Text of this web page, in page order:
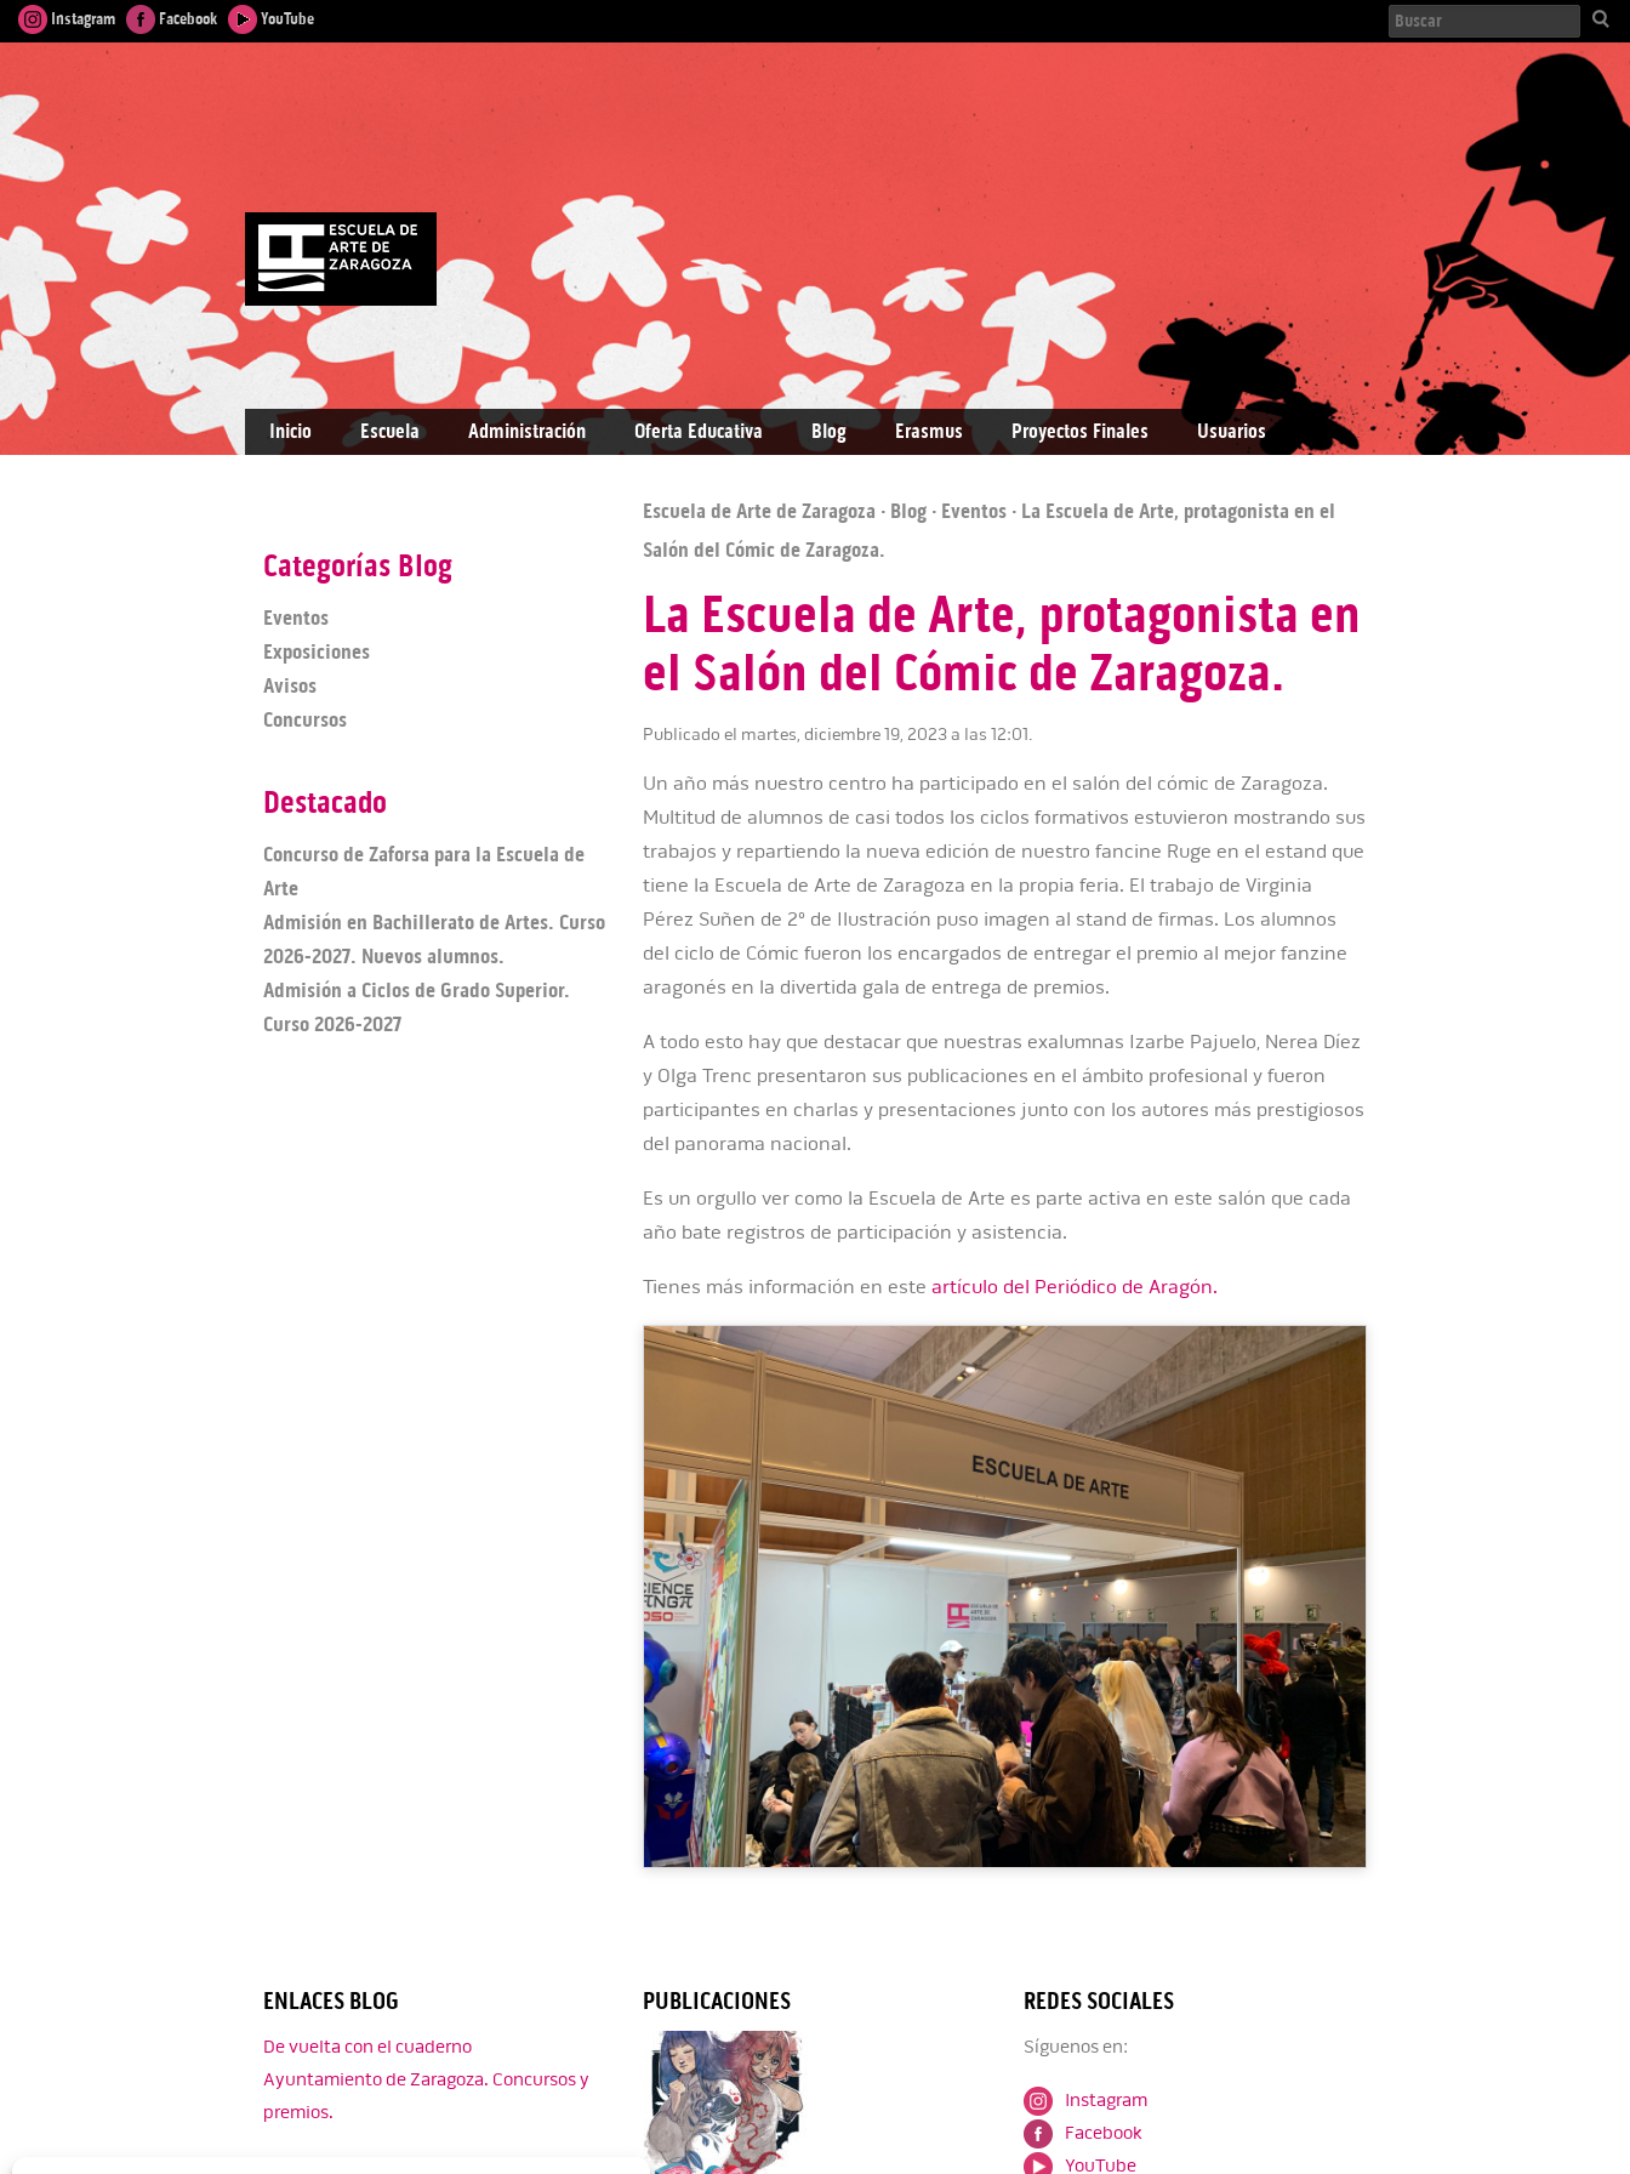
Instagram Facebook YouTube
Inicio Escuela Administración Oferta Educativa Blog Erasmus Proyectos Finales Usuarios
Escuela de Arte de Zaragoza · Blog · Eventos · La Escuela de Arte, protagonista en el
Salón del Cómic de Zaragoza.
La Escuela de Arte, protagonista en
el Salón del Cómic de Zaragoza.
Publicado el martes, diciembre 19, 2023 a las 12:01.
Un año más nuestro centro ha participado en el salón del cómic de Zaragoza.
Multitud de alumnos de casi todos los ciclos formativos estuvieron mostrando sus
trabajos y repartiendo la nueva edición de nuestro fancine Ruge en el estand que
tiene la Escuela de Arte de Zaragoza en la propia feria. El trabajo de Virginia
Pérez Suñen de 2º de Ilustración puso imagen al stand de firmas. Los alumnos
del ciclo de Cómic fueron los encargados de entregar el premio al mejor fanzine
aragonés en la divertida gala de entrega de premios.
A todo esto hay que destacar que nuestras exalumnas Izarbe Pajuelo, Nerea Díez
y Olga Trenc presentaron sus publicaciones en el ámbito profesional y fueron
participantes en charlas y presentaciones junto con los autores más prestigiosos
del panorama nacional.
Es un orgullo ver como la Escuela de Arte es parte activa en este salón que cada
año bate registros de participación y asistencia.
Tienes más información en esteartículo del Periódico de Aragón.
Categorías Blog
Eventos
Exposiciones
Avisos
Concursos
Destacado
Concurso de Zaforsa para la Escuela de
Arte
Admisión en Bachillerato de Artes. Curso
2026-2027. Nuevos alumnos.
Admisión a Ciclos de Grado Superior.
Curso 2026-2027
ENLACES BLOG
De vuelta con el cuaderno
Ayuntamiento de Zaragoza. Concursos y
premios.
PUBLICACIONES REDES SOCIALES
Síguenos en:
Instagram
Facebook
YouTube